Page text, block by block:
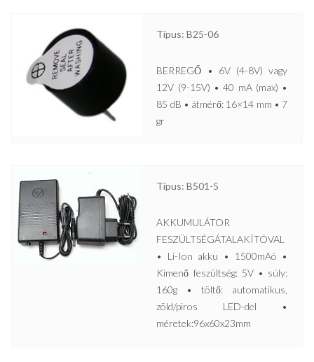
Típus: B25-06
BERREGŐ • 6V (4-8V) vagy
12V (9-15V) • 40 mA (max) •
85 dB • átmérő: 16×14 mm • 7
gr
Típus: B501-5
AKKUMULÁTOR
FESZÜLTSÉGÁTALAKÍTÓVAL
• Li-Ion akku • 1500mAó •
Kimenő feszültség: 5V • súly:
160g • töltő: automatikus,
zöld/piros LED-del •
méretek:96x60x23mm